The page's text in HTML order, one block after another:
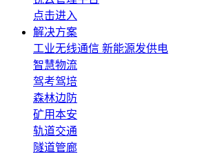
点击进入
解决方案
工业无线通信 新能源发供电
智慧物流
驾考驾培
森林边防
矿用本安
轨道交通
隧道管廊